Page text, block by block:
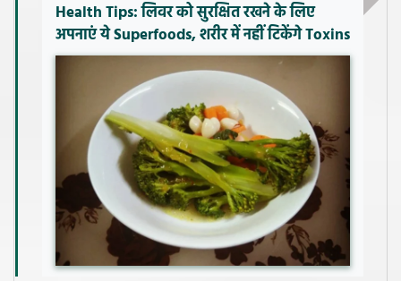
Health Tips: लिवर को सुरक्षित रखने के लिए
अपनाएं ये Superfoods, शरीर में नहीं टिकेंगे Toxins